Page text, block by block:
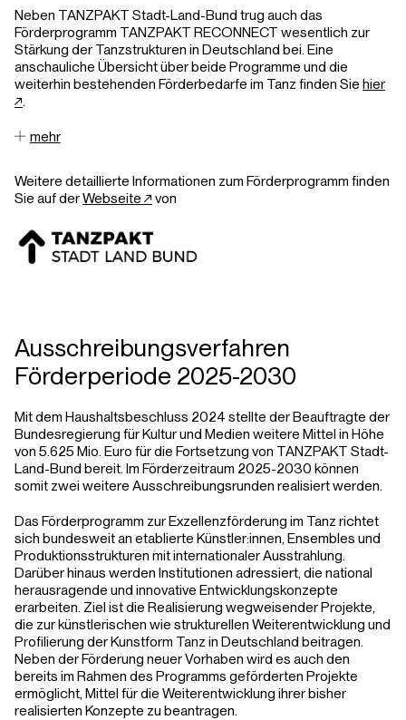
Neben TANZPAKT Stadt-Land-Bund trug auch das
Förderprogramm TANZPAKT RECONNECT wesentlich zur
Stärkung der Tanzstrukturen in Deutschland bei. Eine
anschauliche Übersicht über beide Programme und die
weiterhin bestehenden Förderbedarfe im Tanz finden Sie hier
↗︎
mehr
Weitere detaillierte Informationen zum Förderprogramm finden
Sie auf derWebseite ↗︎von
Ausschreibungsverfahren
Förderperiode 2025-2030
Mit dem Haushaltsbeschluss 2024 stellte der Beauftragte der
Bundesregierung für Kultur und Medien weitere Mittel in Höhe
von 5.625 Mio. Euro für die Fortsetzung von TANZPAKT Stadt-
Land-Bund bereit. Im Förderzeitraum 2025-2030 können
somit zwei weitere Ausschreibungsrunden realisiert werden.
Das Förderprogramm zur Exzellenzförderung im Tanz richtet
sich bundesweit an etablierte Künstler:innen, Ensembles und
Produktionsstrukturen mit internationaler Ausstrahlung.
Darüber hinaus werden Institutionen adressiert, die national
herausragende und innovative Entwicklungskonzepte
erarbeiten. Ziel ist die Realisierung wegweisender Projekte,
die zur künstlerischen wie strukturellen Weiterentwicklung und
Profilierung der Kunstform Tanz in Deutschland beitragen.
Neben der Förderung neuer Vorhaben wird es auch den
bereits im Rahmen des Programms geförderten Projekte
ermöglicht, Mittel für die Weiterentwicklung ihrer bisher
realisierten Konzepte zu beantragen.